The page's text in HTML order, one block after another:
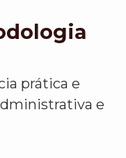
prática e
e